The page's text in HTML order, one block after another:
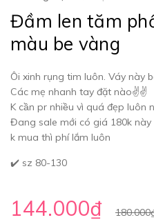
Đầm len tăm
màu be vàng
Ôi xinh rụng tim luôn. Váy này
Các mẹ nhanh tay đặt nào✌️✌️
K cần pr nhiều vì quá đẹp luôn
Đang sale mới có giá 180k
k mua thì phí lắm luôn
✔️ sz 80-130
144.000₫